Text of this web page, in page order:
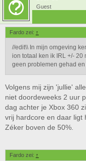
Guest
Fardo zei: ↑
//edit\\ In mijn omgeving
ion totaal ken ik IRL +/-
geen problemen gehad
Volgens mij zijn 'jullie'
niet doordeweeks 2 uur
dag achter je Xbox 360
vrij hardcore en daar ligt
Zéker boven de 50%.
Fardo zei: ↑